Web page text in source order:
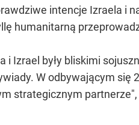
intencje Izraela i
humanitarną
Izrael były bliskimi
W odbywającym się
strategicznym